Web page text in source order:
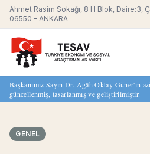
Ahmet Rasim Sokağı, 8 H Blok, Daire:3,
06550 - ANKARA
Başkanımız Sayın Dr. Agâh Oktay Güner'in
güncellenmiş, tasarlanmış ve geliştirilmiştir.
GENEL